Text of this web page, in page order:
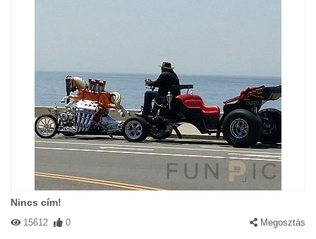
Nincs cím!
15612 0 Megosztás